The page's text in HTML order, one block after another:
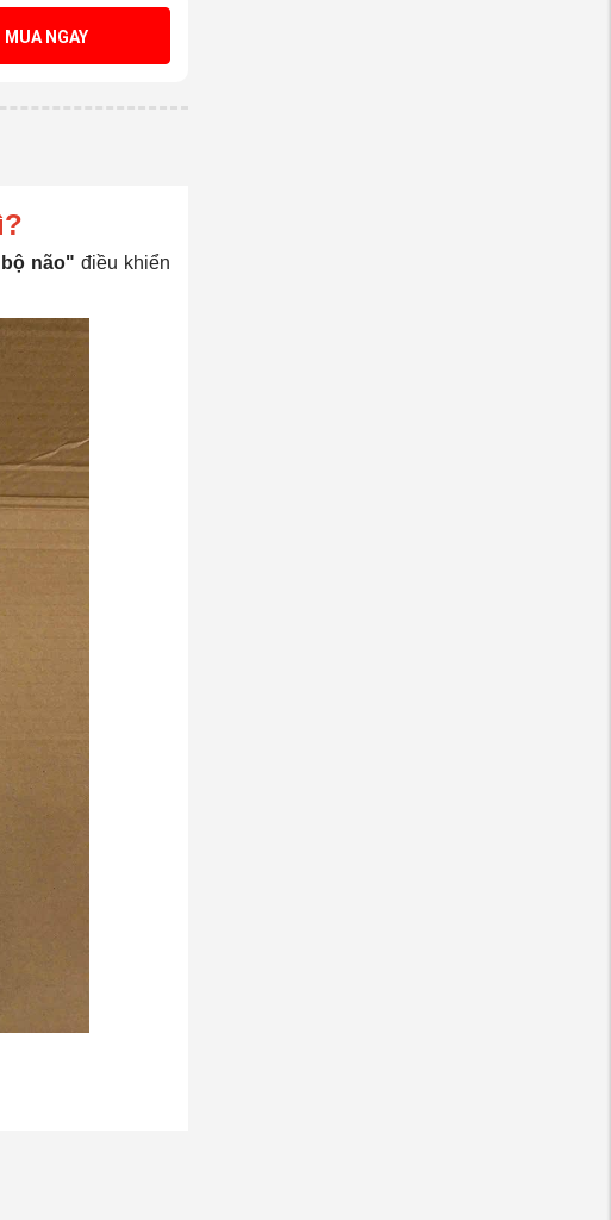
MUA NGAY
não" điều khiển
An Việt)
2025